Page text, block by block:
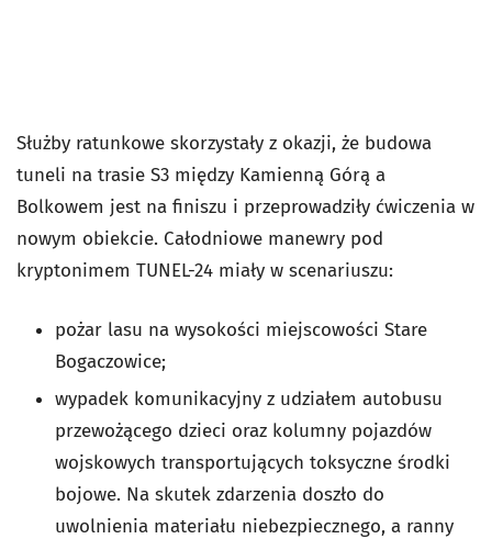
Służby ratunkowe skorzystały z okazji, że budowa
tuneli na trasie S3 między Kamienną Górą a
Bolkowem jest na finiszu i przeprowadziły ćwiczenia w
nowym obiekcie. Całodniowe manewry pod
kryptonimem TUNEL-24 miały w scenariuszu:
pożar lasu na wysokości miejscowości Stare
Bogaczowice;
wypadek komunikacyjny z udziałem autobusu
przewożącego dzieci oraz kolumny pojazdów
wojskowych transportujących toksyczne środki
bojowe. Na skutek zdarzenia doszło do
uwolnienia materiału niebezpiecznego, a ranny